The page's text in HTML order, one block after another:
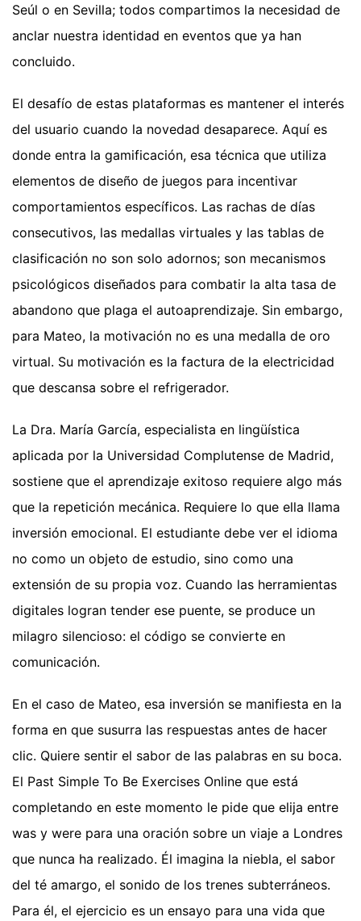
Seúl o en Sevilla; todos compartimos la necesidad de
anclar nuestra identidad en eventos que ya han
concluido.
El desafío de estas plataformas es mantener el interés
del usuario cuando la novedad desaparece. Aquí es
donde entra la gamificación, esa técnica que utiliza
elementos de diseño de juegos para incentivar
comportamientos específicos. Las rachas de días
consecutivos, las medallas virtuales y las tablas de
clasificación no son solo adornos; son mecanismos
psicológicos diseñados para combatir la alta tasa de
abandono que plaga el autoaprendizaje. Sin embargo,
para Mateo, la motivación no es una medalla de oro
virtual. Su motivación es la factura de la electricidad
que descansa sobre el refrigerador.
La Dra. María García, especialista en lingüística
aplicada por la Universidad Complutense de Madrid,
sostiene que el aprendizaje exitoso requiere algo más
que la repetición mecánica. Requiere lo que ella llama
inversión emocional. El estudiante debe ver el idioma
no como un objeto de estudio, sino como una
extensión de su propia voz. Cuando las herramientas
digitales logran tender ese puente, se produce un
milagro silencioso: el código se convierte en
comunicación.
En el caso de Mateo, esa inversión se manifiesta en la
forma en que susurra las respuestas antes de hacer
clic. Quiere sentir el sabor de las palabras en su boca.
El Past Simple To Be Exercises Online que está
completando en este momento le pide que elija entre
was y were para una oración sobre un viaje a Londres
que nunca ha realizado. Él imagina la niebla, el sabor
del té amargo, el sonido de los trenes subterráneos.
Para él, el ejercicio es un ensayo para una vida que